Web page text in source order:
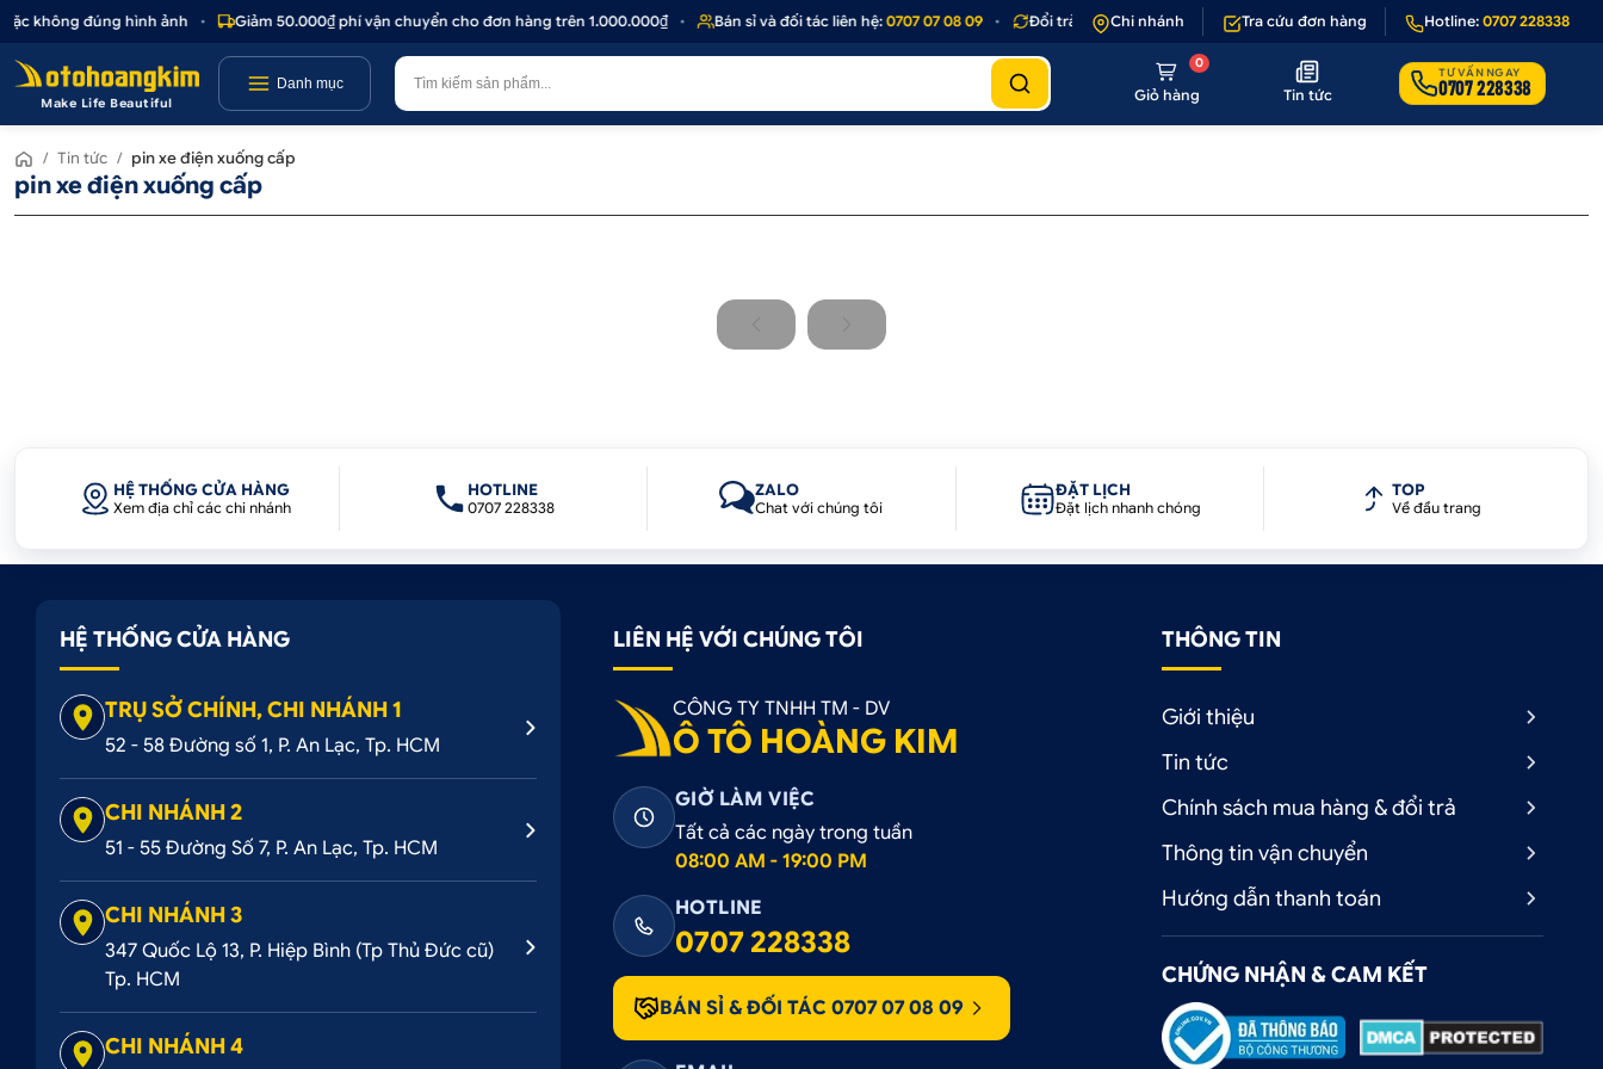
không đúng hình ảnh Giảm 50.000₫ phí vận chuyển cho đơn hàng trên 1.000.000₫ Bán sỉ và đối tác liên hệ:0707 07 08 09 Đổi trả 1 - 1 nếu sản phẩm lỗi hoặc không đúng hình ảnh • Giảm 50.000₫ phí
Chi nhánh Tra cứu đơn hàng Hotline: 0707 228338
Make Life Beautiful
Danh mục
Giỏ hàng
0
Tin tức
TƯ VẤN NGAY
0707 228338
/ Tin tức / pin xe điện xuống cấp
pin xe điện xuống cấp
HỆ THỐNG CỬA HÀNG
Xem địa chỉ các chi nhánh
HOTLINE
0707 228338
ZALO
Chat với chúng tôi
ĐẶT LỊCH
Đặt lịch nhanh chóng
TOP
Về đầu trang
HỆ THỐNG CỬA HÀNG
TRỤ SỞ CHÍNH, CHI NHÁNH 1
52 - 58 Đường số 1, P. An Lạc, Tp. HCM
CHI NHÁNH 2
51 - 55 Đường Số 7, P. An Lạc, Tp. HCM
CHI NHÁNH 3
347 Quốc Lộ 13, P. Hiệp Bình (Tp Thủ Đức cũ)
Tp. HCM
CHI NHÁNH 4
LIÊN HỆ VỚI CHÚNG TÔI
CÔNG TY TNHH TM - DV
Ô TÔ HOÀNG KIM
GIỜ LÀM VIỆC
Tất cả các ngày trong tuần
08:00 AM - 19:00 PM
HOTLINE
0707 228338
BÁN SỈ & ĐỐI TÁC 0707 07 08 09
THÔNG TIN
Giới thiệu
Tin tức
Chính sách mua hàng & đổi trả
Thông tin vận chuyển
Hướng dẫn thanh toán
CHỨNG NHẬN & CAM KẾT